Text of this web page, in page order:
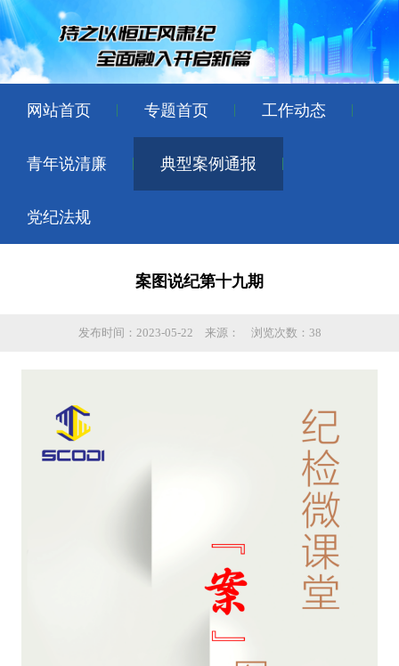
网站首页 专题首页 工作动态
青年说清廉 典型案例通报
党纪法规
案图说纪第十九期
发布时间：2023-05-22 来源： 浏览次数：38